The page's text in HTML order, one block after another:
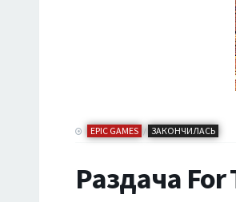
EPIC GAMES / ЗАКОНЧИЛАСЬ
Раздача For